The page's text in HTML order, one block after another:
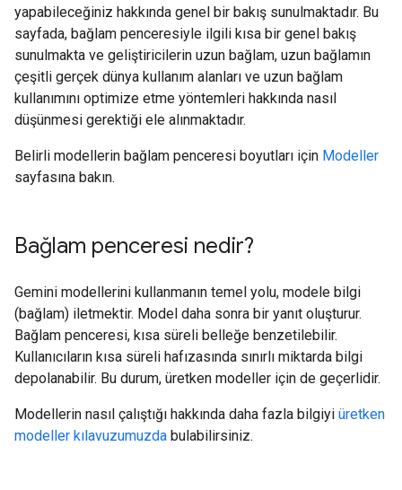
yapabileceğiniz hakkında genel bir bakış sunulmaktadır. Bu
sayfada, bağlam penceresiyle ilgili kısa bir genel bakış
sunulmakta ve geliştiricilerin uzun bağlam, uzun bağlamın
çeşitli gerçek dünya kullanım alanları ve uzun bağlam
kullanımını optimize etme yöntemleri hakkında nasıl
düşünmesi gerektiği ele alınmaktadır.
Belirli modellerin bağlam penceresi boyutları için Modeller
sayfasına bakın.
Bağlam penceresi nedir?
Gemini modellerini kullanmanın temel yolu, modele bilgi
(bağlam) iletmektir. Model daha sonra bir yanıt oluşturur.
Bağlam penceresi, kısa süreli belleğe benzetilebilir.
Kullanıcıların kısa süreli hafızasında sınırlı miktarda bilgi
depolanabilir. Bu durum, üretken modeller için de geçerlidir.
Modellerin nasıl çalıştığı hakkında daha fazla bilgiyi üretken
modeller kılavuzumuzda bulabilirsiniz.